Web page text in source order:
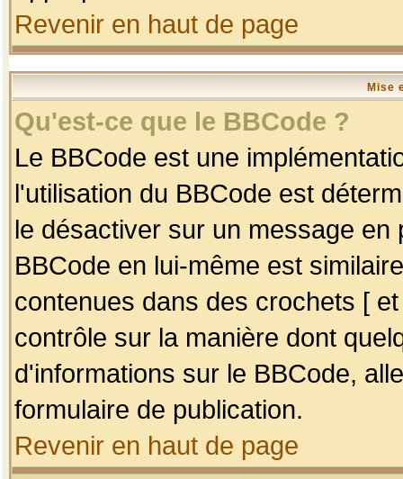
Revenir en haut de page
Mise
Qu'est-ce que le BBCode ?
Le BBCode est une
l'utilisation du BBCode est
le désactiver sur un message
BBCode en lui-même est
contenues dans des crochets [
contrôle sur la manière dont
d'informations sur le BBCode,
formulaire de publication.
Revenir en haut de page